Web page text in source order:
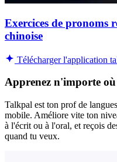
Exercices de pronoms
chinoise
Télécharger l'application
Apprenez n'importe
Talkpal est ton prof de
mobile. Améliore vite ton
à l'écrit ou à l'oral, et reçois
quand tu veux.